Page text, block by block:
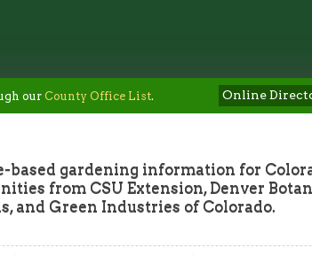
our County Office List. Online
based gardening information for
from CSU Extension, Denver
and Green Industries of Colorado.